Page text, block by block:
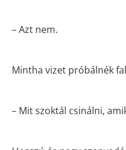
– Azt nem.
Mintha vizet próbálnék
– Mit szoktál csinálni,